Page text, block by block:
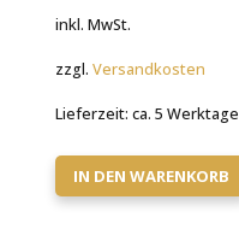
inkl. MwSt.
zzgl.Versandkosten
Lieferzeit:ca. 5 Werktage
IN DEN WARENKORB